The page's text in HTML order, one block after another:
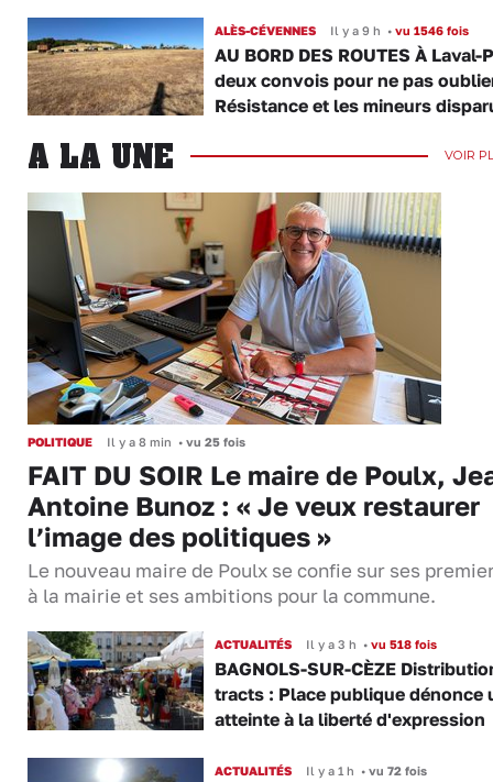
ALÈS-CÉVENNES Il y a 9 h •vu 1546 fois
AU BORD DES ROUTES À Laval-
deux convois pour ne pas
Résistance et les mineurs
A LA UNE VOIR
POLITIQUE Il y a 8 min • vu 25 fois
FAIT DU SOIR Le maire de Poulx,
Antoine Bunoz : « Je veux restaurer
l’image des politiques »
Le nouveau maire de Poulx se confie sur ses
à la mairie et ses ambitions pour la commune.
ACTUALITÉS Il y a 3 h •vu 518 fois
BAGNOLS-SUR-CÈZE
tracts : Place publique dénonce
atteinte à la liberté d'expression
ACTUALITÉS Il y a 1 h •vu 72 fois